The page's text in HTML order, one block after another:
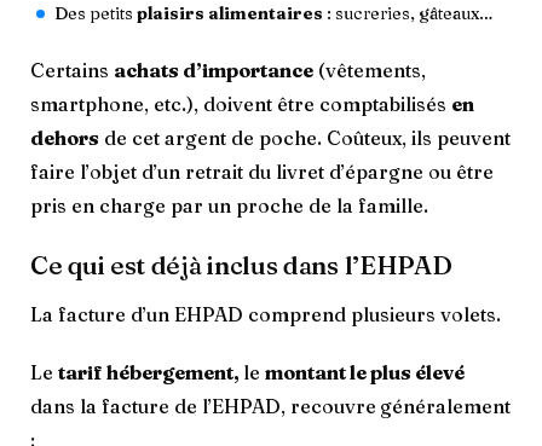
Des petits plaisirs alimentaires : sucreries, gâteaux…
Certains achats d’importance (vêtements,
smartphone, etc.), doivent être comptabilisés en
dehors de cet argent de poche. Coûteux, ils peuvent
faire l’objet d’un retrait du livret d’épargne ou être
pris en charge par un proche de la famille.
Ce qui est déjà inclus dans l’EHPAD
La facture d’un EHPAD comprend plusieurs volets.
Le tarif hébergement, le montant le plus élevé
dans la facture de l’EHPAD, recouvre généralement
: